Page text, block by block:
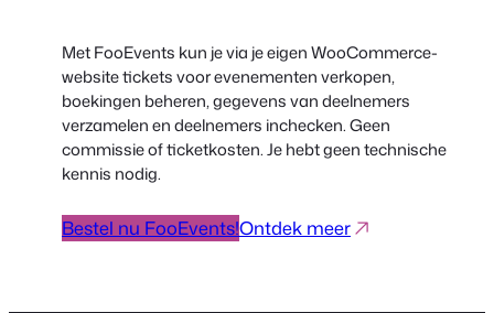
Met FooEvents kun je via je eigen WooCommerce-
website tickets voor evenementen verkopen,
boekingen beheren, gegevens van deelnemers
verzamelen en deelnemers inchecken. Geen
commissie of ticketkosten. Je hebt geen technische
kennis nodig.
Bestel nu FooEvents!Ontdek meer